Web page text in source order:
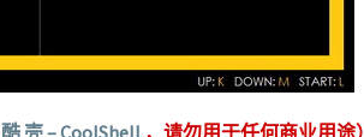
酷 壳 – CoolShell，请勿用于任何商业用途）